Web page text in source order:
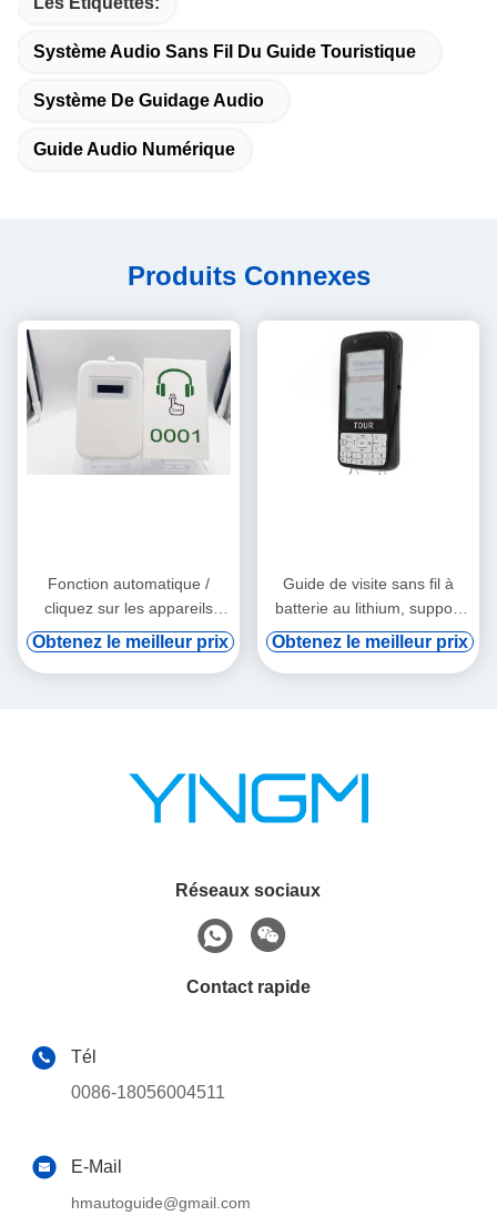
Système Audio Sans Fil Du Guide Touristique
Système De Guidage Audio
Guide Audio Numérique
Produits Connexes
Fonction automatique /
cliquez sur les appareils
audio tourne-tourne
Obtenez le meilleur prix
Guide de visite sans fil à
batterie au lithium, support
de vod numérique et
induction automatique
Obtenez le meilleur prix
Réseaux sociaux
Contact rapide
Tél
0086-18056004511
E-Mail
hmautoguide@gmail.com